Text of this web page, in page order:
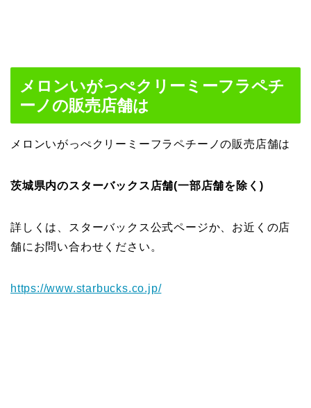
メロンいがっぺクリーミーフラペチ
ーノの販売店舗は
メロンいがっぺクリーミーフラペチーノの販売店舗は
茨城県内のスターバックス店舗(一部店舗を除く)
詳しくは、スターバックス公式ページか、お近くの店
舗にお問い合わせください。
https://www.starbucks.co.jp/